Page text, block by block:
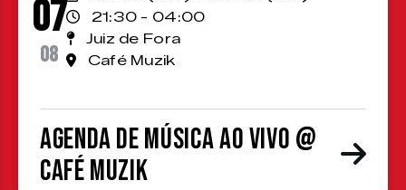
07
08
21:30 - 04:00
Juiz de Fora
Café Muzik
Agenda de Música ao Vivo @
Café Muzik